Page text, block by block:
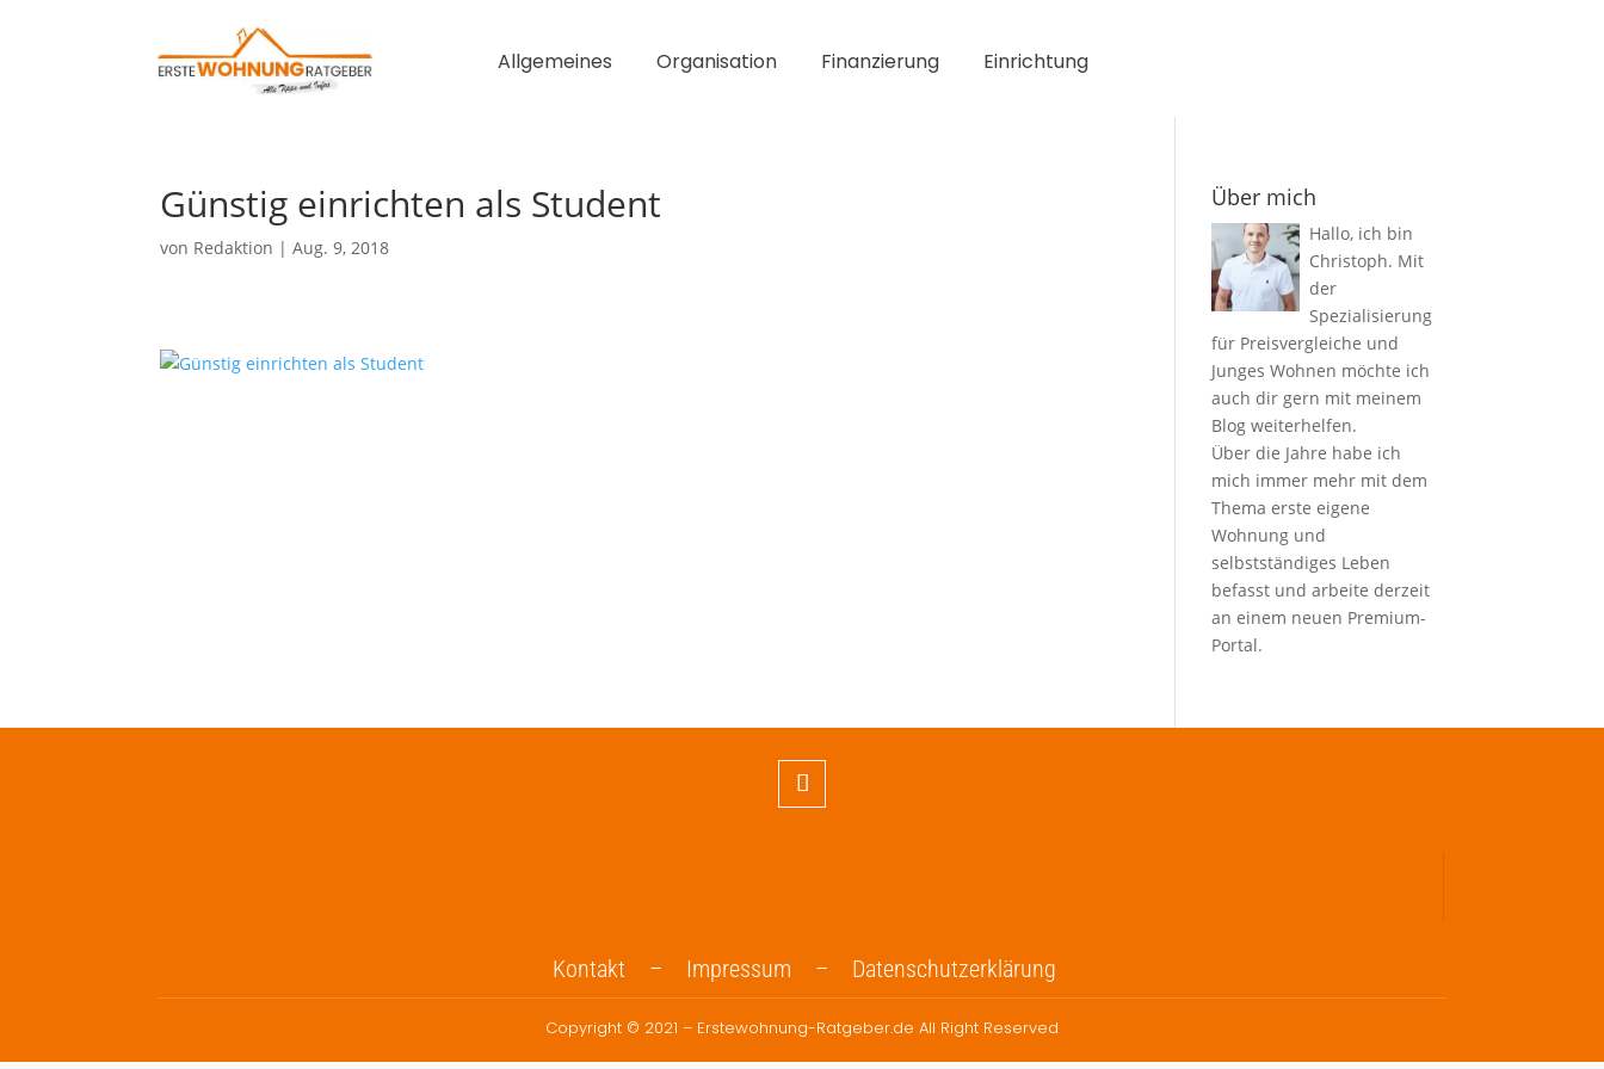
Allgemeines Organisation Finanzierung Einrichtung
Günstig einrichten als Student
von Redaktion |Aug. 9, 2018
Über mich
Hallo, ich bin
Christoph. Mit
der
Spezialisierung
für Preisvergleiche und
Junges Wohnen möchte ich
auch dir gern mit meinem
Blog weiterhelfen.
Über die Jahre habe ich
mich immer mehr mit dem
Thema erste eigene
Wohnung und
selbstständiges Leben
befasst und arbeite derzeit
an einem neuen Premium-
Portal.
Kontakt – Impressum – Datenschutzerklärung
Copyright © 2021 – Erstewohnung-Ratgeber.de All Right Reserved